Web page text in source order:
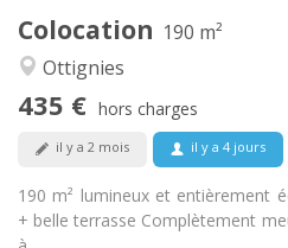
Colocation 190 m²
Ottignies
435 € hors charges
il y a 2 mois il y a 4 jours
190 m² lumineux et entièrement
+ belle terrasse Complètement